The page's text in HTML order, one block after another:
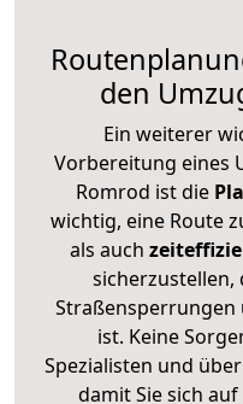
den
Ein weiterer
Vorbereitung eines
Romrod ist die
wichtig, eine Route
als auch
sicherzustellen,
Straßensperrungen
ist. Keine
Spezialisten und
damit Sie sich